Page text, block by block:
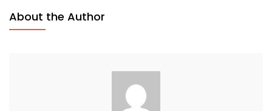
About the Author